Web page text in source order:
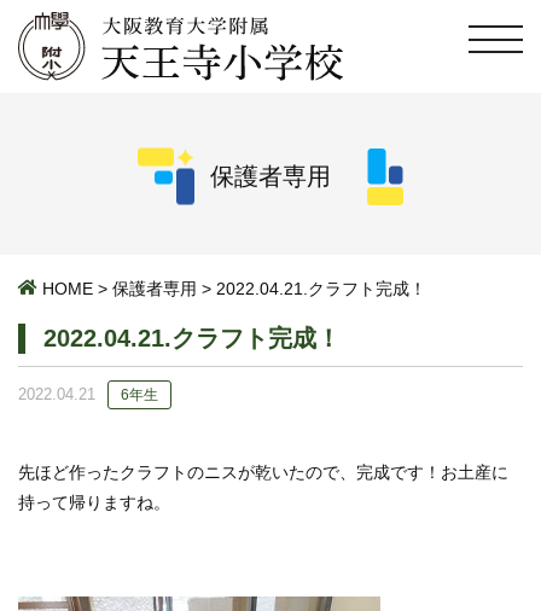
保護者専用
HOME > 保護者専用 > 2022.04.21.クラフト完成！
2022.04.21.クラフト完成！
2022.04.21 6年生
先ほど作ったクラフトのニスが乾いたので、完成です！お土産に
持って帰りますね。